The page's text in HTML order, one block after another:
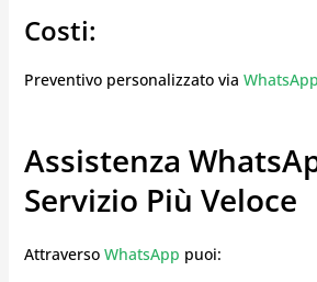
Costi:
Preventivo personalizzato via WhatsApp
Assistenza
Servizio Più Veloce
AttraversoWhatsApp puoi: